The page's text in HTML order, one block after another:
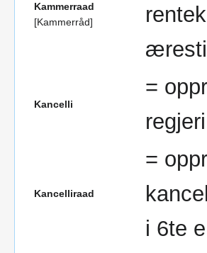
Kammerraad
[Kammerråd]
Kancelli
=
Kancelliraad
=
i 6te